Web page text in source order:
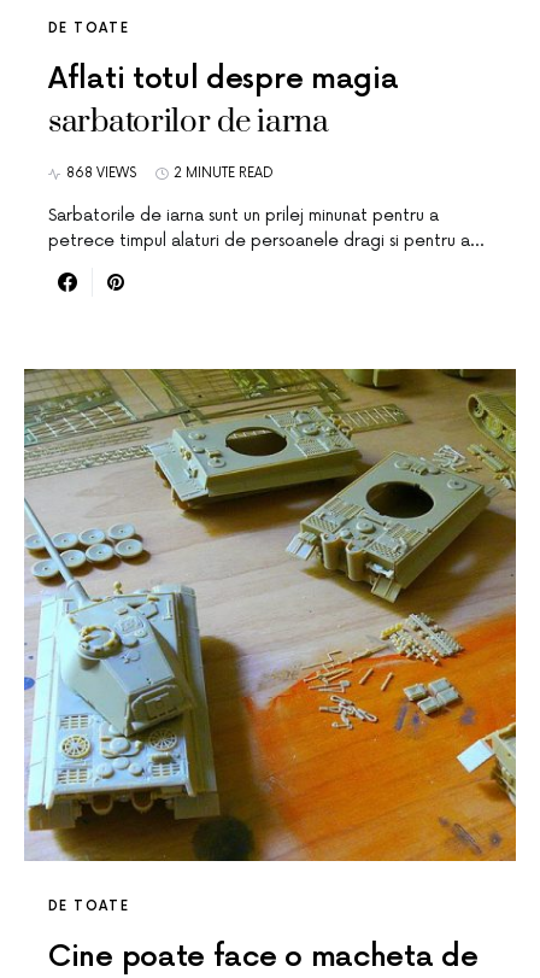
DE TOATE
Aflati totul despre magia
sarbatorilor de iarna
868 VIEWS 2 MINUTE READ
Sarbatorile de iarna sunt un prilej minunat pentru a
petrece timpul alaturi de persoanele dragi si pentru a…
DE TOATE
Cine poate face o macheta de